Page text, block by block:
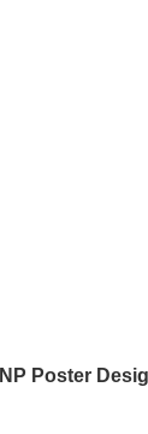
Design ||